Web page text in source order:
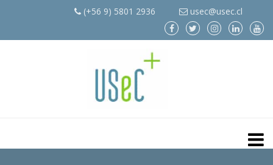
(+56 9) 5801 2936 usec@usec.cl